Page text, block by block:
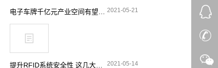
2021-05-21
2021-05-14